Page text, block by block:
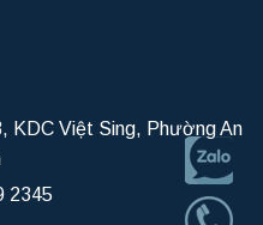
KDC Việt Sing, Phường An
2345